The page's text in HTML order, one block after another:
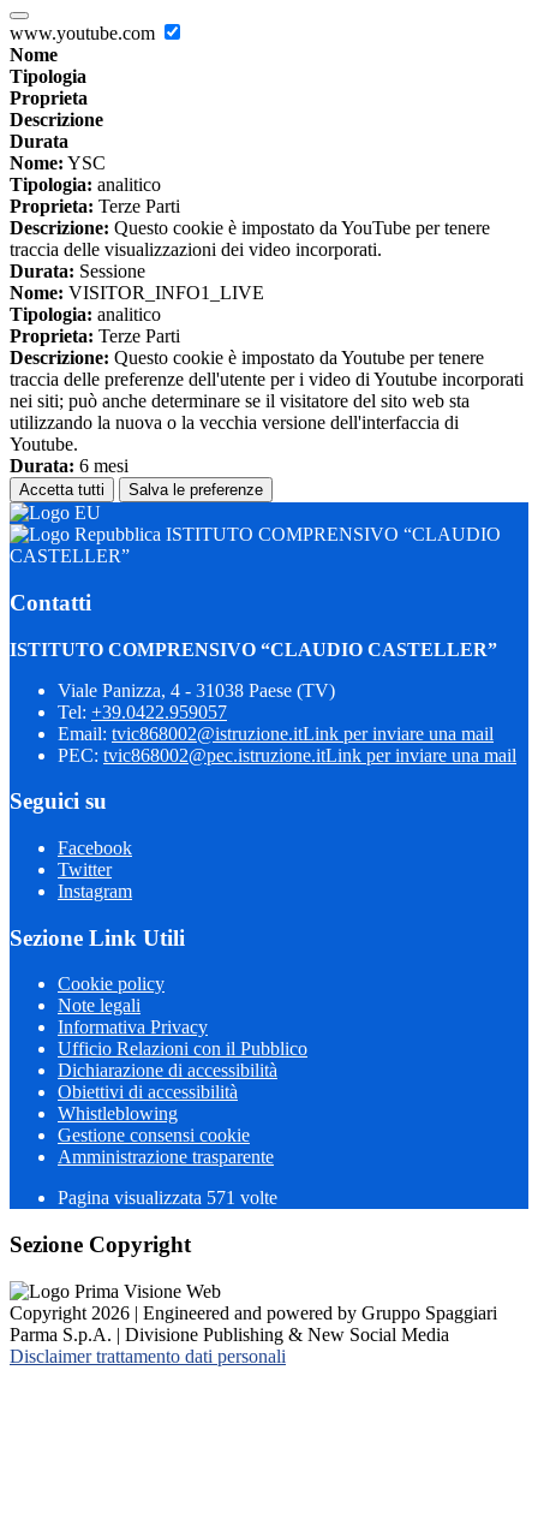
www.youtube.com
Nome
Tipologia
Proprieta
Descrizione
Durata
Nome: YSC
Tipologia: analitico
Proprieta: Terze Parti
Descrizione: Questo cookie è impostato da YouTube per tenere
traccia delle visualizzazioni dei video incorporati.
Durata: Sessione
Nome: VISITOR_INFO1_LIVE
Tipologia: analitico
Proprieta: Terze Parti
Descrizione: Questo cookie è impostato da Youtube per tenere
traccia delle preferenze dell'utente per i video di Youtube incorporati
nei siti; può anche determinare se il visitatore del sito web sta
utilizzando la nuova o la vecchia versione dell'interfaccia di
Youtube.
Durata: 6 mesi
Accetta tutti Salva le preferenze
ISTITUTO COMPRENSIVO “CLAUDIO
CASTELLER”
Contatti
ISTITUTO COMPRENSIVO “CLAUDIO CASTELLER”
Viale Panizza, 4 - 31038 Paese (TV)
Tel: +39.0422.959057
Email: tvic868002@istruzione.itLink per inviare una mail
PEC: tvic868002@pec.istruzione.itLink per inviare una mail
Seguici su
Facebook
Twitter
Instagram
Sezione Link Utili
Cookie policy
Note legali
Informativa Privacy
Ufficio Relazioni con il Pubblico
Dichiarazione di accessibilità
Obiettivi di accessibilità
Whistleblowing
Gestione consensi cookie
Amministrazione trasparente
Pagina visualizzata 571 volte
Sezione Copyright
Copyright 2026 | Engineered and powered by Gruppo Spaggiari
Parma S.p.A. | Divisione Publishing & New Social Media
Disclaimer trattamento dati personali